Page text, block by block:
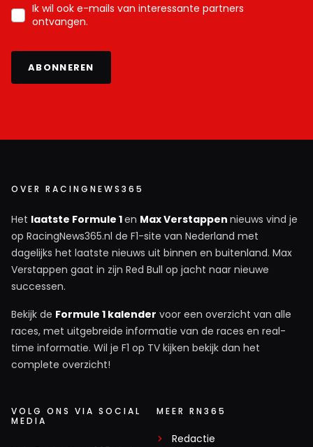
Ik wil ook e-mails van interessante partners
ontvangen.
ABONNEREN
OVER RACINGNEWS365
Het laatste Formule 1en Max Verstappen nieuws vind je
op RacingNews365.nl de F1-site van Nederland met
dagelijks het laatste nieuws uit binnen en buitenland. Max
Verstappen gaat in zijn Red Bull op jacht naar nieuwe
successen.
Bekijk de Formule 1 kalender voor een overzicht van alle
races, met uitgebreide informatie van de races en real-
time informatie. Wil je F1 op TV kijken bekijk dan het
complete overzicht!
VOLG ONS VIA SOCIAL
MEDIA
MEER RN365
Redactie